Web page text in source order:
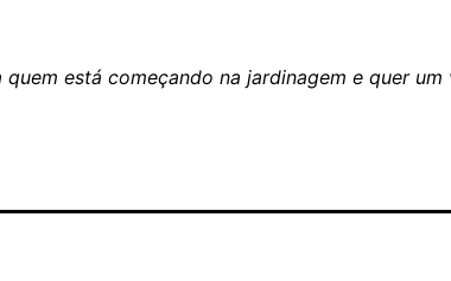
está começando na jardinagem e quer um